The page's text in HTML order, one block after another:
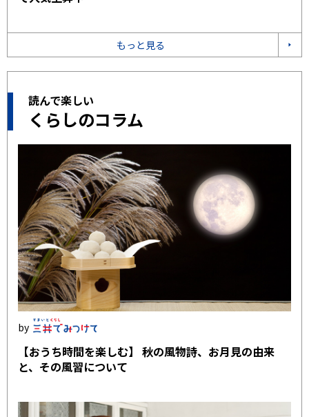
もっと見る
読んで楽しい
くらしのコラム
【おうち時間を楽しむ】 秋の風物詩、お月見の由来
と、その風習について